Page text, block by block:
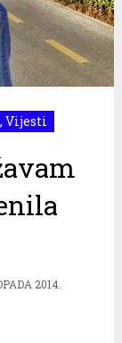
, Vijesti
2014.